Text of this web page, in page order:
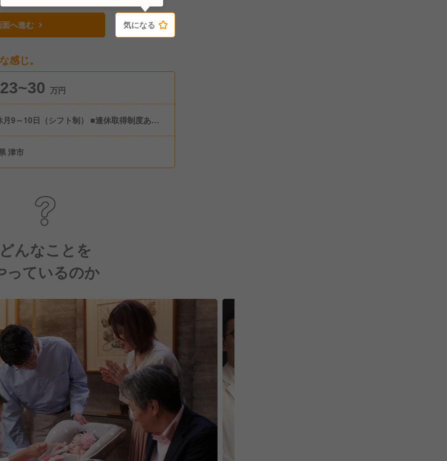
へ進む 気になる
感じ。
23~30 万円
月9～10日（シフト制） ■連休取得制度あ
津市
んなことを
っているのか
気になる